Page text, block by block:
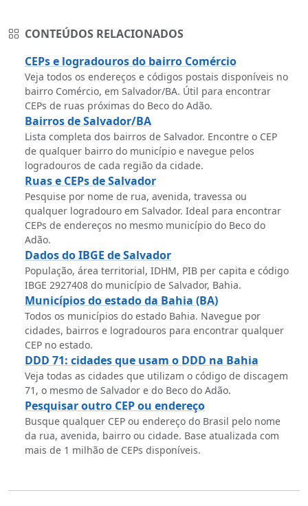
CONTEÚDOS RELACIONADOS
CEPs e logradouros do bairro Comércio
Veja todos os endereços e códigos postais disponíveis no
bairro Comércio, em Salvador/BA. Útil para encontrar
CEPs de ruas próximas do Beco do Adão.
Bairros de Salvador/BA
Lista completa dos bairros de Salvador. Encontre o CEP
de qualquer bairro do município e navegue pelos
logradouros de cada região da cidade.
Ruas e CEPs de Salvador
Pesquise por nome de rua, avenida, travessa ou
qualquer logradouro em Salvador. Ideal para encontrar
CEPs de endereços no mesmo município do Beco do
Adão.
Dados do IBGE de Salvador
População, área territorial, IDHM, PIB per capita e código
IBGE 2927408 do município de Salvador, Bahia.
Municípios do estado da Bahia (BA)
Todos os municípios do estado Bahia. Navegue por
cidades, bairros e logradouros para encontrar qualquer
CEP no estado.
DDD 71: cidades que usam o DDD na Bahia
Veja todas as cidades que utilizam o código de discagem
71, o mesmo de Salvador e do Beco do Adão.
Pesquisar outro CEP ou endereço
Busque qualquer CEP ou endereço do Brasil pelo nome
da rua, avenida, bairro ou cidade. Base atualizada com
mais de 1 milhão de CEPs disponíveis.